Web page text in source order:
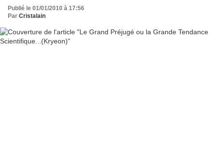
Publié le 01/01/2010 à 17:56
Par Cristalain